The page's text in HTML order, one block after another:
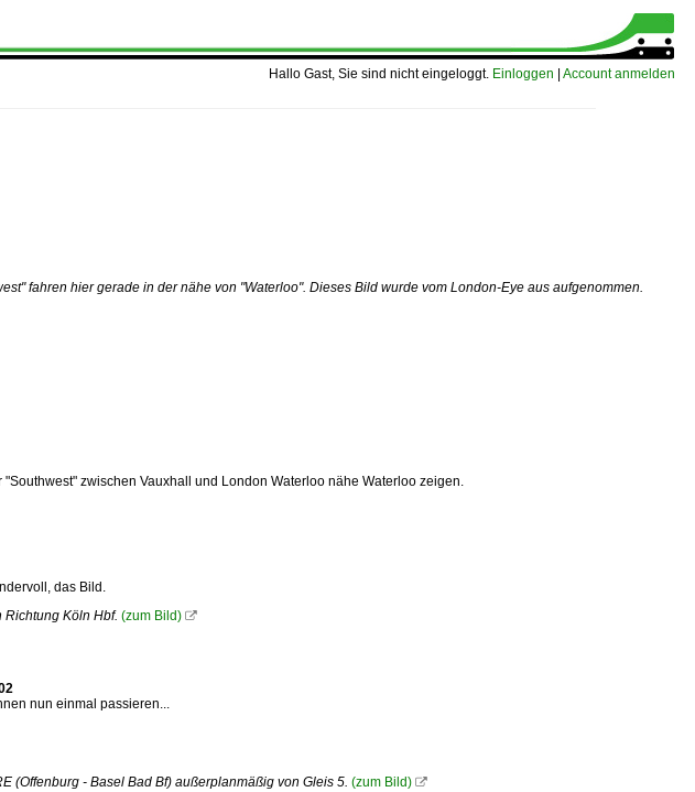
Hallo Gast, Sie sind nicht eingeloggt. Einloggen Account anmelden
fahren hier gerade in der nähe von "Waterloo". Dieses Bild wurde vom London-Eye aus aufgenommen.
zwischen Vauxhall und London Waterloo nähe Waterloo zeigen.
das Bild.
Richtung Köln Hbf. (zum Bild) 
nun einmal passieren...
(Offenburg - Basel Bad Bf) außerplanmäßig von Gleis 5. (zum Bild) 